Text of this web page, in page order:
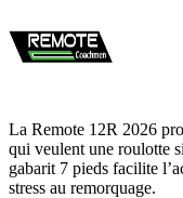
La Remote 12R 2026
qui veulent une roulotte
gabarit 7 pieds facilite
stress au remorquage.